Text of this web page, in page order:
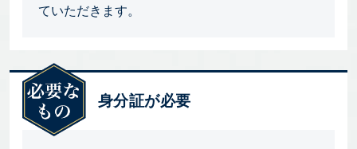
ていただきます。
身分証が必要